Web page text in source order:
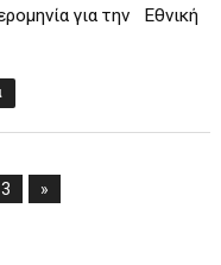
για την Εθνική
»